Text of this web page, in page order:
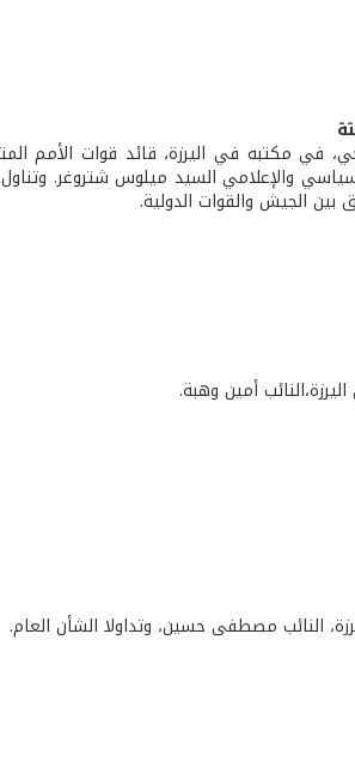
في مكتبه في اليرزة، قائد قوات الأمم
والإعلامي السيد ميلوس شتروغر.
بين الجيش والقوات الدولية.
أمين وهبة.
النائب مصطفى حسين، وتداولا الشأن العام.